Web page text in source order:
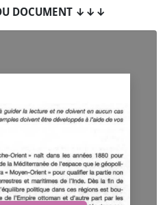
DOCUMENT ↓↓↓